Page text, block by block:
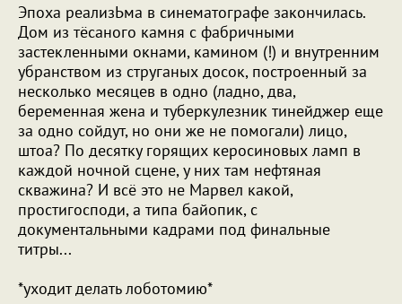
Эпоха реализЬма в синематографе закончилась.
Дом из тёсаного камня с фабричными
застекленными окнами, камином (!) и внутренним
убранством из струганых досок, построенный за
несколько месяцев в одно (ладно, два,
беременная жена и туберкулезник тинейджер еще
за одно сойдут, но они же не помогали) лицо,
штоа? По десятку горящих керосиновых ламп в
каждой ночной сцене, у них там нефтяная
скважина? И всё это не Марвел какой,
простигосподи, а типа байопик, с
документальными кадрами под финальные
титры...
*уходит делать лоботомию*